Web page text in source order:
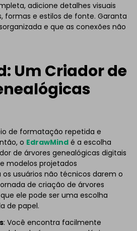
adicione detalhes visuais
formas e estilos de fonte. Garanta
e que as conexões não
Um Criador de
de formatação repetida e
o EdrawMind é a escolha
de árvores genealógicas digitais
modelos projetados
usuários não técnicos darem o
de criação de árvores
ele pode ser uma escolha
de papel.
: Você encontra facilmente